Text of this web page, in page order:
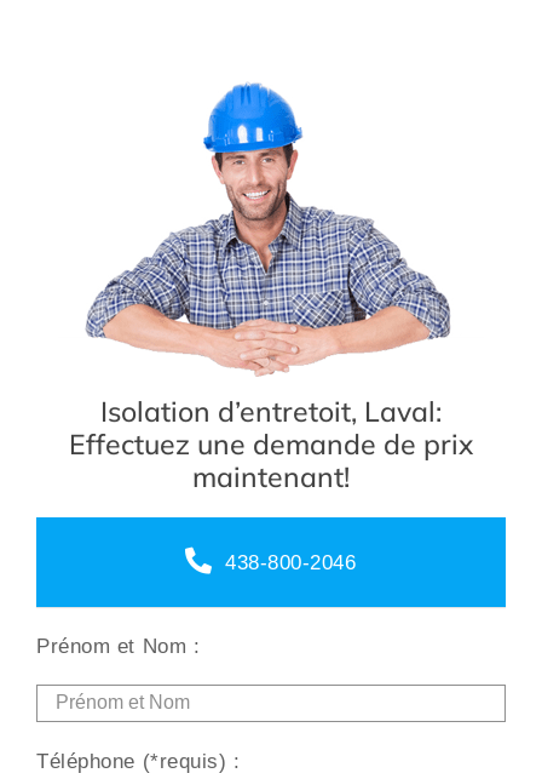
Isolation d’entretoit, Laval:
Effectuez une demande de prix
maintenant!
438-800-2046
Prénom et Nom :
Téléphone (*requis) :